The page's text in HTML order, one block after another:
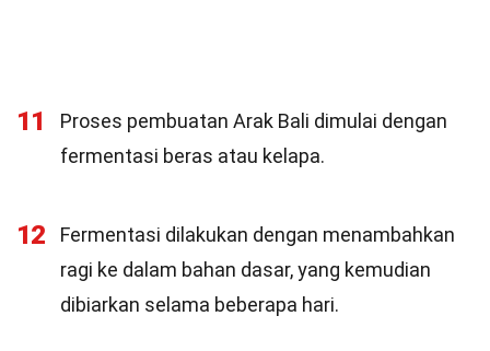
11
Proses pembuatan Arak Bali dimulai dengan
fermentasi beras atau kelapa.
12
Fermentasi dilakukan dengan menambahkan
ragi ke dalam bahan dasar, yang kemudian
dibiarkan selama beberapa hari.